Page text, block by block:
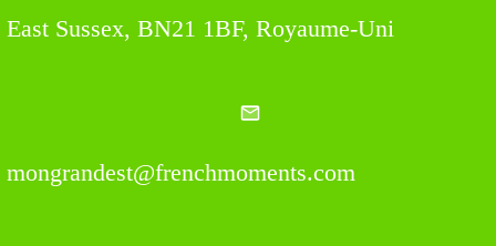
East Sussex, BN21 1BF, Royaume-Uni
mongrandest@frenchmoments.com